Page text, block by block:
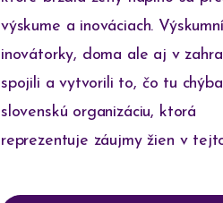
výskume a inováciach.
inovátorky, doma ale aj v
spojili a vytvorili to, čo tu
slovenskú organizáciu, ktorá
reprezentuje záujmy žien v